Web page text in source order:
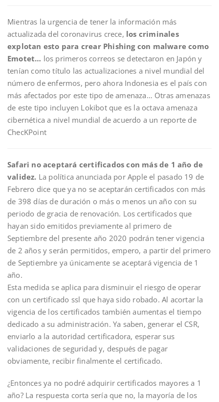
Mientras la urgencia de tener la información más
actualizada del coronavirus crece, los criminales
explotan esto para crear Phishing con malware como
Emotet… los primeros correos se detectaron en Japón y
tenían como título las actualizaciones a nivel mundial del
número de enfermos, pero ahora Indonesia es el país con
más afectados por este tipo de amenaza… Otras amenazas
de este tipo incluyen Lokibot que es la octava amenaza
cibernética a nivel mundial de acuerdo a un reporte de
ChecKPoint
Safari no aceptará certificados con más de 1 año de
validez. La política anunciada por Apple el pasado 19 de
Febrero dice que ya no se aceptarán certificados con más
de 398 días de duración o más o menos un año con su
periodo de gracia de renovación. Los certificados que
hayan sido emitidos previamente al primero de
Septiembre del presente año 2020 podrán tener vigencia
de 2 años y serán permitidos, empero, a partir del primero
de Septiembre ya únicamente se aceptará vigencia de 1
año.
Esta medida se aplica para disminuir el riesgo de operar
con un certificado ssl que haya sido robado. Al acortar la
vigencia de los certificados también aumentas el tiempo
dedicado a su administración. Ya saben, generar el CSR,
enviarlo a la autoridad certificadora, esperar sus
validaciones de seguridad y, después de pagar
obviamente, recibir finalmente el certificado.
¿Entonces ya no podré adquirir certificados mayores a 1
año? La respuesta corta sería que no, la mayoría de los